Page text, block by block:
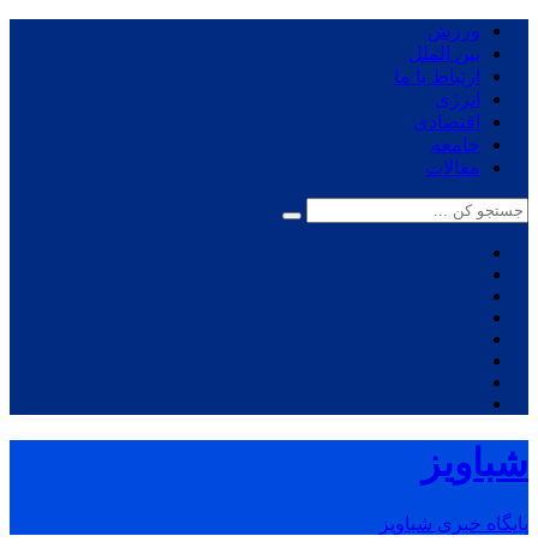
ورزش
بین الملل
ارتباط با ما
انرژی
اقتصادی
جامعه
مقالات
شباویز
پایگاه خبری شباویز